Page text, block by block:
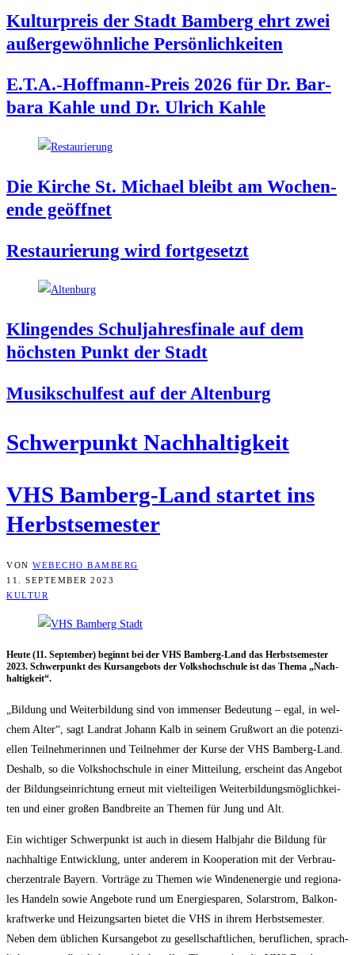
Kul­tur­preis der Stadt Bam­berg ehrt zwei
außer­ge­wöhn­li­che Persönlichkeiten
E.T.A.-Hoffmann-Preis 2026 für Dr. Bar­
ba­ra Kah­le und Dr. Ulrich Kahle
Die Kir­che St. Micha­el bleibt am Wochen­
en­de geöffnet
Restau­rie­rung wird fortgesetzt
Klin­gen­des Schul­jah­res­fi­na­le auf dem
höchs­ten Punkt der Stadt
Musik­schul­fest auf der Altenburg
Schwer­punkt Nachhaltigkeit
VHS Bam­berg-Land star­tet ins
Herbstsemester
VON WEBECHO BAMBERG
11. SEPTEMBER 2023
KULTUR
Heu­te (11. Sep­tem­ber) beginnt bei der VHS Bam­berg-Land das Herbst­se­mes­ter
2023. Schwer­punkt des Kurs­an­ge­bots der Volks­hoch­schu­le ist das The­ma „Nach­
hal­tig­keit“.
„Bil­dung und Wei­ter­bil­dung sind von immenser Bedeu­tung – egal, in wel­
chem Alter“, sagt Land­rat Johann Kalb in sei­nem Gruß­wort an die poten­zi­
el­len Teil­neh­me­rin­nen und Teil­neh­mer der Kur­se der VHS Bam­berg-Land.
Des­halb, so die Volks­hoch­schu­le in einer Mit­tei­lung, erscheint das Ange­bot
der Bil­dungs­ein­rich­tung erneut mit viel­tei­li­gen Wei­ter­bil­dungs­mög­lich­kei­
ten und einer gro­ßen Band­brei­te an The­men für Jung und Alt.
Ein wich­ti­ger Schwer­punkt ist auch in die­sem Halb­jahr die Bil­dung für
nach­hal­ti­ge Ent­wick­lung, unter ande­rem in Koope­ra­ti­on mit der Ver­brau­
cher­zen­tra­le Bay­ern. Vor­trä­ge zu The­men wie Win­de­n­ener­gie und regio­na­
les Han­deln sowie Ange­bo­te rund um Ener­gie­spa­ren, Solar­strom, Bal­kon­
kraft­wer­ke und Hei­zungs­ar­ten bie­tet die VHS in ihrem Herbst­se­mes­ter.
Neben dem übli­chen Kurs­an­ge­bot zu gesell­schaft­li­chen, beruf­li­chen, sprach­